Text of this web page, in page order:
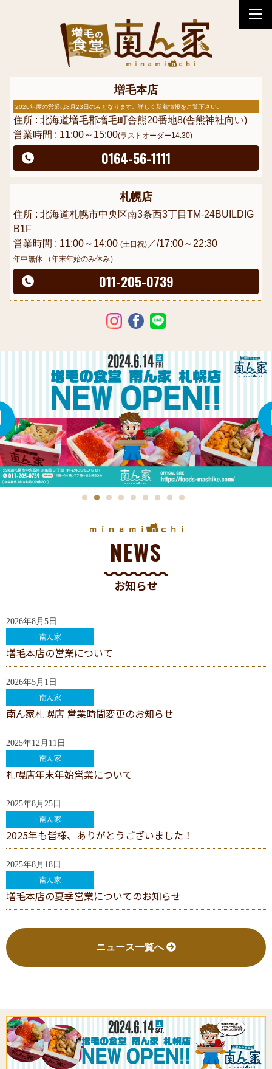
増毛本店
2026年度の営業は8月23日のみとなります。詳しく新着情報をご覧下さい。
住所 : 北海道増毛郡増毛町舎熊20番地8(舎熊神社向い)
営業時間 : 11:00～15:00(ラストオーダー14:30)
0164-56-1111
札幌店
住所 : 北海道札幌市中央区南3条西3丁目TM-24BUILDIG
B1F
営業時間 : 11:00～14:00 (土日祝) ／/17:00～22:30
年中無休 （年末年始のみ休み）
011-205-0739
NEWS
お知らせ
2026年8月5日
南ん家
増毛本店の営業について
2026年5月1日
南ん家
南ん家札幌店 営業時間変更のお知らせ
2025年12月11日
南ん家
札幌店年末年始営業について
2025年8月25日
南ん家
2025年も皆様、ありがとうございました！
2025年8月18日
南ん家
増毛本店の夏季営業についてのお知らせ
ニュース一覧へ